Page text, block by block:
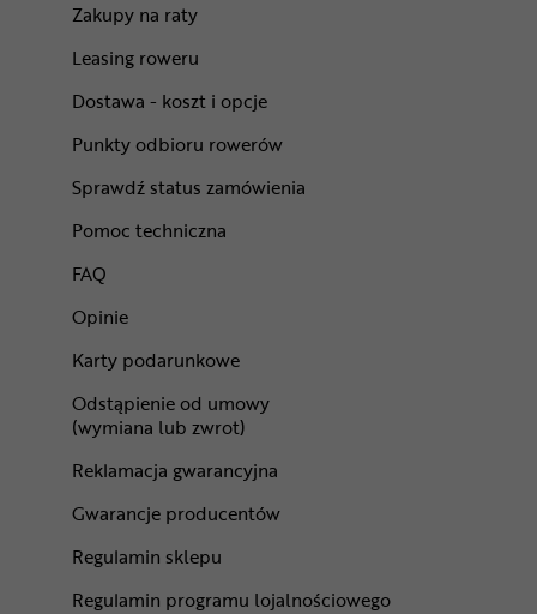
Zakupy na raty
Leasing roweru
Dostawa - koszt i opcje
Punkty odbioru rowerów
Sprawdź status zamówienia
Pomoc techniczna
FAQ
Opinie
Karty podarunkowe
Odstąpienie od umowy
(wymiana lub zwrot)
Reklamacja gwarancyjna
Gwarancje producentów
Regulamin sklepu
Regulamin programu lojalnościowego